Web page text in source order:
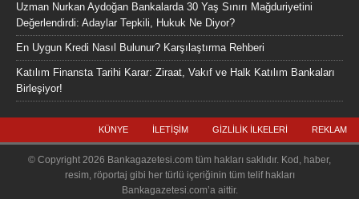
Uzman Nurkan Aydoğan Bankalarda 30 Yaş Sınırı Mağduriyetini
Değerlendirdi: Adaylar Tepkili, Hukuk Ne Diyor?
En Uygun Kredi Nasıl Bulunur? Karşılaştırma Rehberi
Katılım Finansta Tarihi Karar: Ziraat, Vakıf ve Halk Katılım Bankaları
Birleşiyor!
KÜNYE İLETIŞIM GIZLILIK İLKELERI REKLAM
© Copyright 2026 Bankagazetesi.com tüm hakları saklıdır. Kod, haber,
resim, röportaj gibi her türlü içeriğinin tüm telif hakları
Bankagazetesi.com’a aittir.